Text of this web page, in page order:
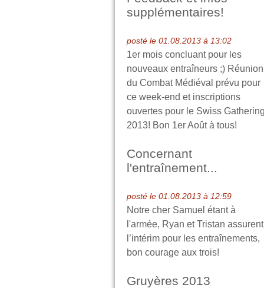
supplémentaires!
posté le 01.08.2013 à 13:02
1er mois concluant pour les
nouveaux entraîneurs ;) Réunion
du Combat Médiéval prévu pour
ce week-end et inscriptions
ouvertes pour le Swiss
2013! Bon 1er Août à tous!
Concernant
l'entraînement...
posté le 01.08.2013 à 12:59
Notre cher Samuel étant à
l'armée, Ryan et Tristan assurent
l’intérim pour les entraînements,
bon courage aux trois!
Gruyères 2013